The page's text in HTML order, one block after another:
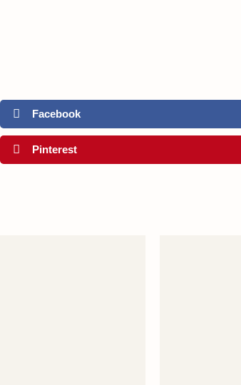
Facebook
Pinterest